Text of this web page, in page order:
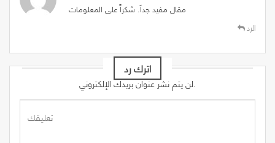
مقال مفيد جداَ. شكراً على المعلومات
الرد
اترك رد
لن يتم نشر عنوان بريدك الإلكتروني.